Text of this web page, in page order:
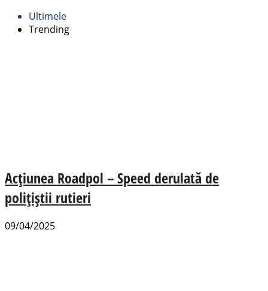
Ultimele
Trending
Acțiunea Roadpol – Speed derulată de
polițiștii rutieri
09/04/2025